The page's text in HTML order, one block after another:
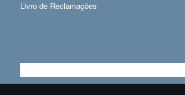
Livro de Reclamações